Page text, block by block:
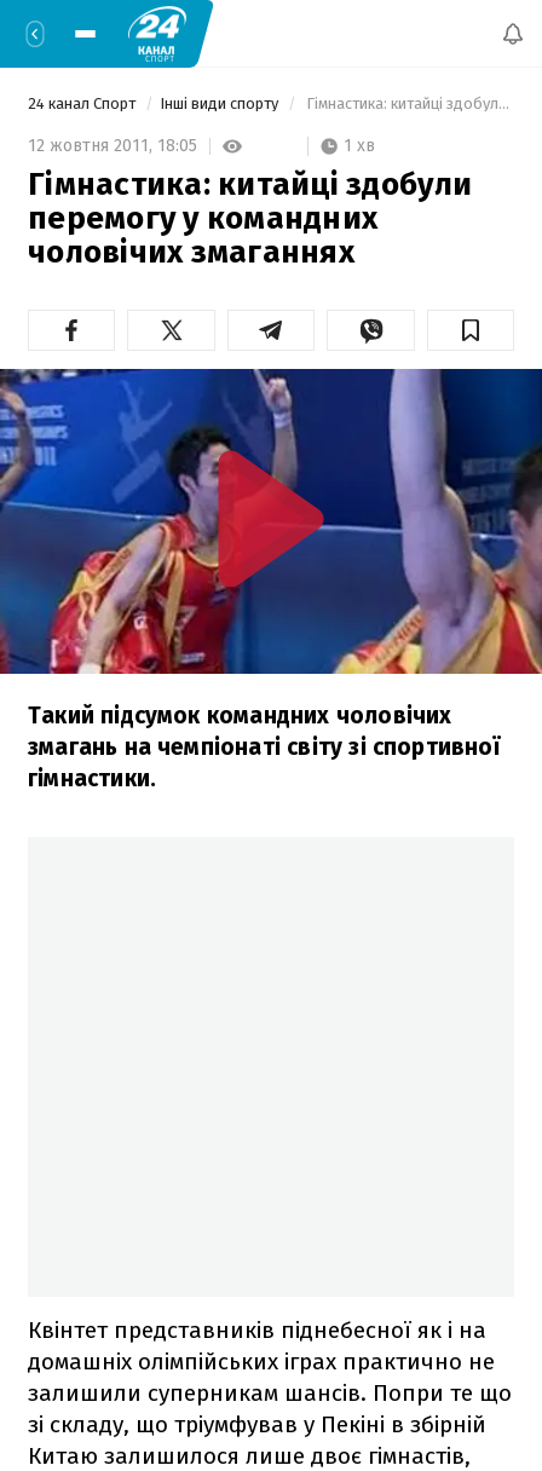
24 канал Спорт Інші види спорту Гімнастика: китайці здобули перемогу у командних чоловічих змаганнях
12 жовтня 2011, 18:05 1 хв
Гімнастика: китайці здобули
перемогу у командних
чоловічих змаганнях
Такий підсумок командних чоловічих
змагань на чемпіонаті світу зі спортивної
гімнастики.
Квінтет представників піднебесної як і на
домашніх олімпійських іграх практично не
залишили суперникам шансів. Попри те що
зі складу, що тріумфував у Пекіні в збірній
Китаю залишилося лише двоє гімнастів,